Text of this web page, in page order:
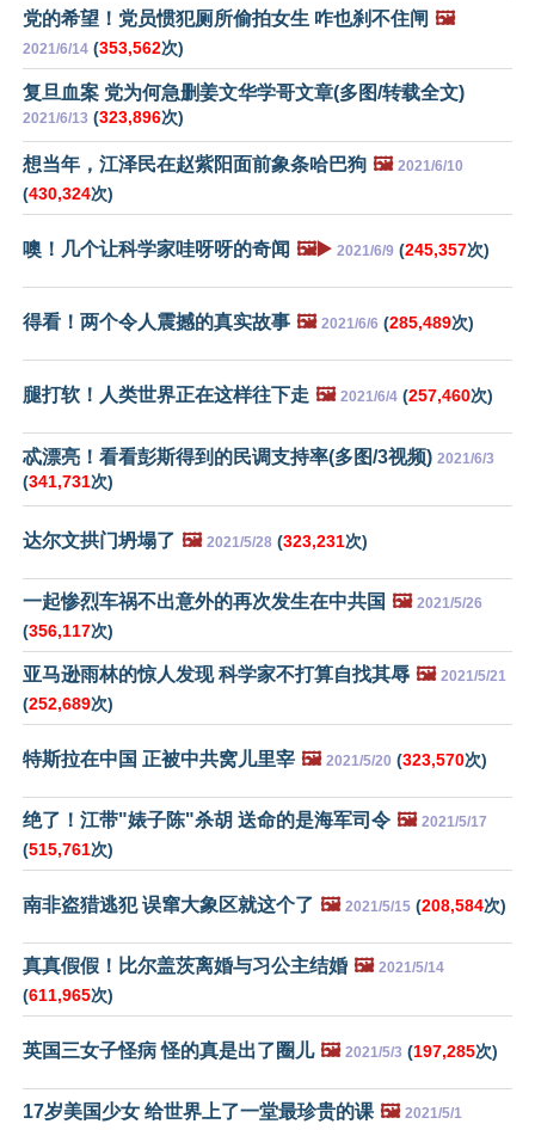
党的希望！党员惯犯厕所偷拍女生 咋也刹不住闸 🖼️
2021/6/14 (353,562次)
复旦血案 党为何急删姜文华学哥文章(多图/转载全文)
2021/6/13 (323,896次)
想当年，江泽民在赵紫阳面前象条哈巴狗 🖼️ 2021/6/10
(430,324次)
噢！几个让科学家哇呀呀的奇闻 🖼️▶️ 2021/6/9 (245,357次)
得看！两个令人震撼的真实故事 🖼️ 2021/6/6 (285,489次)
腿打软！人类世界正在这样往下走 🖼️ 2021/6/4 (257,460次)
忒漂亮！看看彭斯得到的民调支持率(多图/3视频) 2021/6/3
(341,731次)
达尔文拱门坍塌了 🖼️ 2021/5/28 (323,231次)
一起惨烈车祸不出意外的再次发生在中共国 🖼️ 2021/5/26
(356,117次)
亚马逊雨林的惊人发现 科学家不打算自找其辱 🖼️ 2021/5/21
(252,689次)
特斯拉在中国 正被中共窝儿里宰 🖼️ 2021/5/20 (323,570次)
绝了！江带"婊子陈"杀胡 送命的是海军司令 🖼️ 2021/5/17
(515,761次)
南非盗猎逃犯 误窜大象区就这个了 🖼️ 2021/5/15 (208,584次)
真真假假！比尔盖茨离婚与习公主结婚 🖼️ 2021/5/14
(611,965次)
英国三女子怪病 怪的真是出了圈儿 🖼️ 2021/5/3 (197,285次)
17岁美国少女 给世界上了一堂最珍贵的课 🖼️ 2021/5/1